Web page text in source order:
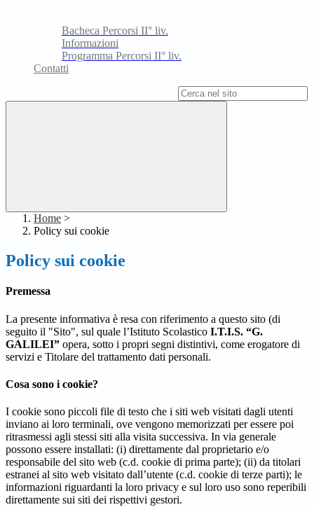
Bacheca Percorsi II° liv.
Informazioni
Programma Percorsi II° liv.
Contatti
Home >
Policy sui cookie
Policy sui cookie
Premessa
La presente informativa è resa con riferimento a questo sito (di
seguito il "Sito", sul quale l’Istituto Scolastico I.T.I.S. “G.
GALILEI” opera, sotto i propri segni distintivi, come erogatore di
servizi e Titolare del trattamento dati personali.
Cosa sono i cookie?
I cookie sono piccoli file di testo che i siti web visitati dagli utenti
inviano ai loro terminali, ove vengono memorizzati per essere poi
ritrasmessi agli stessi siti alla visita successiva. In via generale
possono essere installati: (i) direttamente dal proprietario e/o
responsabile del sito web (c.d. cookie di prima parte); (ii) da titolari
estranei al sito web visitato dall’utente (c.d. cookie di terze parti); le
informazioni riguardanti la loro privacy e sul loro uso sono reperibili
direttamente sui siti dei rispettivi gestori.